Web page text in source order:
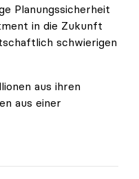
Planungssicherheit
in die Zukunft
schwierigen
aus ihren
aus einer
Universitäten